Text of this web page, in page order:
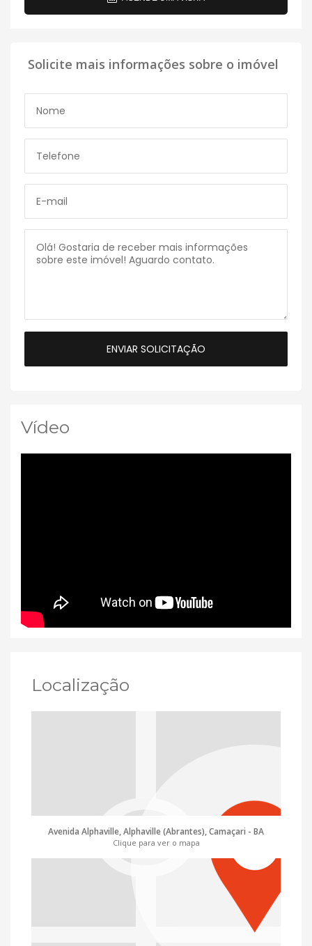
Solicite mais informações sobre o imóvel
Vídeo
Localização
Avenida Alphaville, Alphaville (Abrantes), Camaçari - BA
Clique para ver o mapa